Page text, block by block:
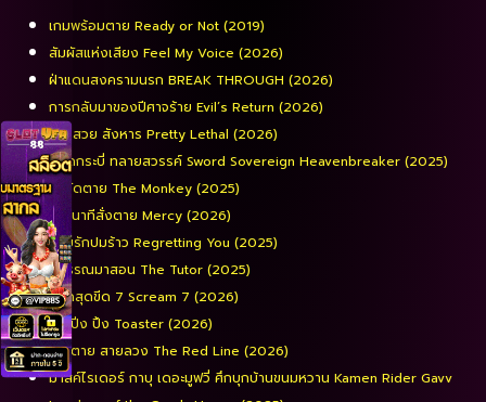
เกมพร้อมตาย Ready or Not (2019)
สัมผัสแห่งเสียง Feel My Voice (2026)
ฝ่าแดนสงครามนรก BREAK THROUGH (2026)
การกลับมาของปีศาจร้าย Evil’s Return (2026)
หน้าสวย สังหาร Pretty Lethal (2026)
ยอดกระบี่ ทลายสวรรค์ Sword Sovereign Heavenbreaker (2025)
จ๋อจัดตาย The Monkey (2025)
90 นาทีสั่งตาย Mercy (2026)
รอยรักปมร้าว Regretting You (2025)
พี่วรรณมาสอน The Tutor (2025)
หวีดสุดขีด 7 Scream 7 (2026)
ปิง ปิ่ง ปิ้ง Toaster (2026)
เส้นตาย สายลวง The Red Line (2026)
มาสค์ไรเดอร์ กาบุ เดอะมูฟวี่ ศึกบุกบ้านขนมหวาน Kamen Rider Gavv